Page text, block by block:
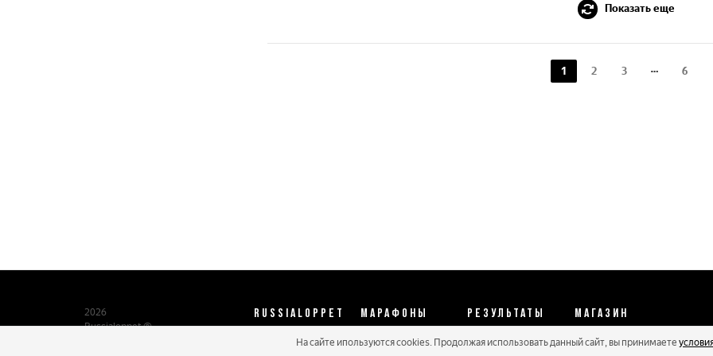
Показать еще
1 2 3 6
2026
Russialoppet ®
RUSSIALOPPET МАРАФОНЫ РЕЗУЛЬТАТЫ МАГАЗИН
Календарь 2026 Протоколы 2025 Реквизиты
На сайте ипользуются cookies. Продолжая использовать данный сайт, вы принимаете